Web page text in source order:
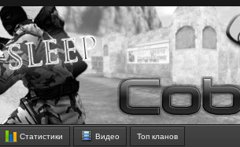
Статистики Видео Топ кланов